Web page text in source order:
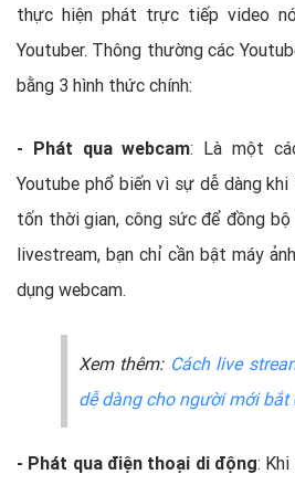
thực hiện phát trực tiếp video
Youtuber. Thông thường các
bằng 3 hình thức chính:
- Phát qua webcam: Là một
Youtube phổ biến vì sự dễ dàng
tốn thời gian, công sức để đồng
livestream, bạn chỉ cần bật máy
dụng webcam.
Xem thêm: Cách live
dễ dàng cho người mới bắt
- Phát qua điện thoại di động: